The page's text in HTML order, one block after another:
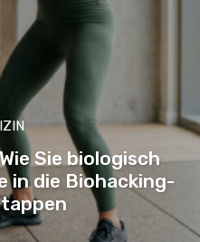
Sie biologisch
in die Biohacking-
tappen